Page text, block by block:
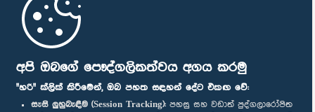
අපි ඔබගේ පෞද්ගලිකත්වය අගය කරමු
"හරි" ක්ලික් කිරීමෙන්, ඔබ පහත සඳහන් දේට එකඟ වේ:
සැසි ලුහුබැඳීම (Session Tracking): පහසු සහ වඩාත් පුද්ගලාරෝපිත
මුල් පිටුව
පාර්ලිමේන්තු ජංගම යෙදුම